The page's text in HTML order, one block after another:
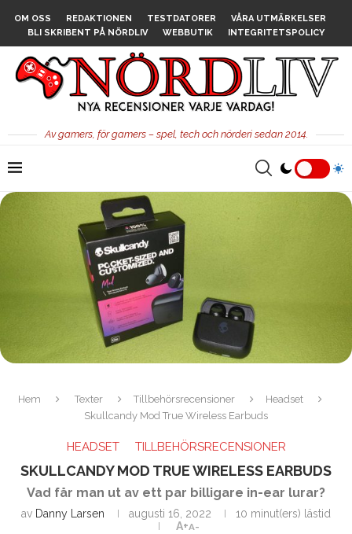
OM OSS REDAKTIONEN TESTDATORER
VÅRA UTMÄRKELSER
BLI SKRIBENT PÅ NÖRDLIV
WEBBUTIK INTEGRITETSPOLICY
Av gamers, för gamers – spel, tech och nörderi sedan 2014.
Hem Texter Tillbehörsrecensioner
Headset
Skullcandy Mod True Wireless Earbuds
HEADSET TILLBEHÖRSRECENSIONER
SKULLCANDY MOD TRUE WIRELESS EARBUDS
Vad får man ut av ett par billigare in-ear lurar?
av Danny Larsen augusti 16, 2022
10 minut(ers) lästid
A+A-